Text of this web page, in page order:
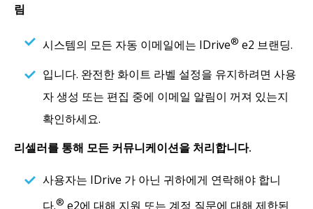
림
시스템의 모든 자동 이메일에는 IDrive® e2 브랜딩.
입니다. 완전한 화이트 라벨 설정을 유지하려면 사용
자 생성 또는 편집 중에 이메일 알림이 꺼져 있는지
확인하세요.
리셀러를 통해 모든 커뮤니케이션을 처리합니다.
사용자는 IDrive 가 아닌 귀하에게 연락해야 합니
다.® e2에 대해 지원 또는 계정 질문에 대해 제한된